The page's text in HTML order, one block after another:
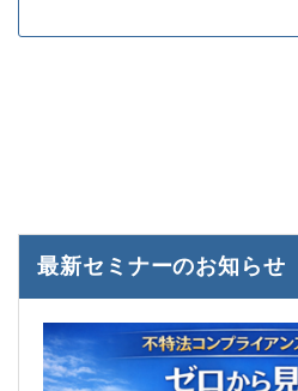
最新セミナーのお知らせ